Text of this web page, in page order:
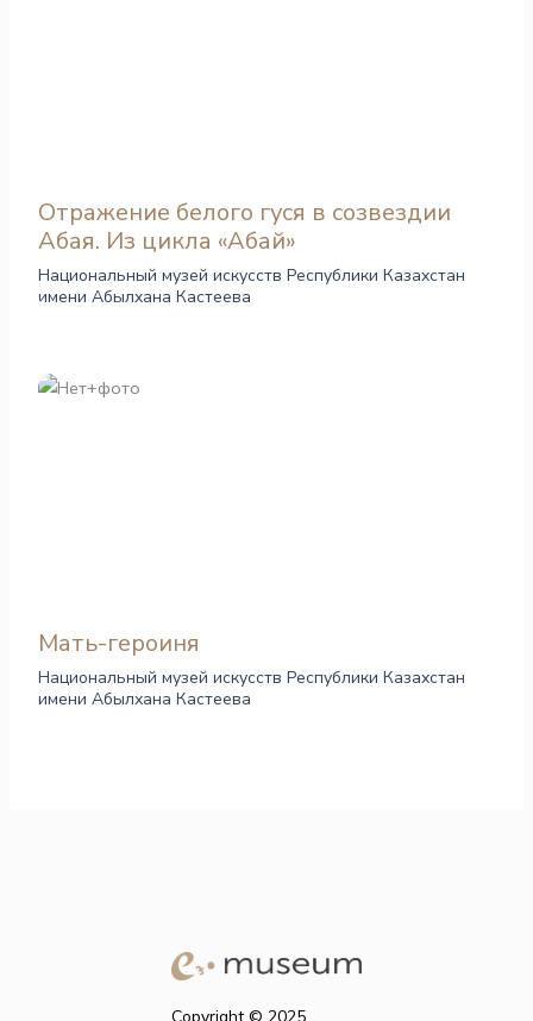
Отражение белого гуся в созвездии
Абая. Из цикла «Абай»
Национальный музей искусств Республики Казахстан
имени Абылхана Кастеева
Мать-героиня
Национальный музей искусств Республики Казахстан
имени Абылхана Кастеева